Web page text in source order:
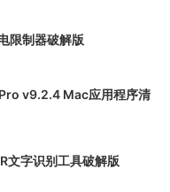
限制器破解版
v9.2.4 Mac应用程序清
文字识别工具破解版